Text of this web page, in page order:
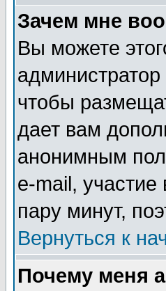
Зачем мне
Вы можете
чтобы
дает вам
анонимным
e-mail, участие
пару минут,
Вернуться к
Почему меня